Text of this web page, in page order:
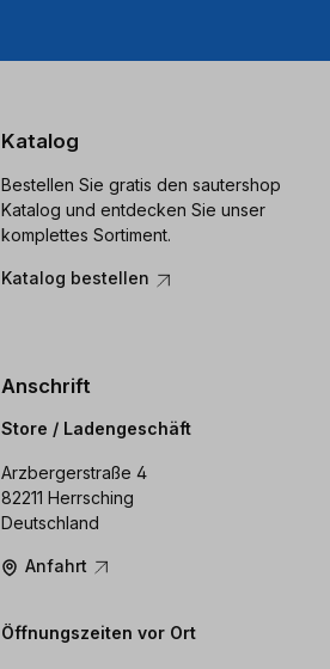
Katalog
Bestellen Sie gratis den sautershop
Katalog und entdecken Sie unser
komplettes Sortiment.
Katalog bestellen
Anschrift
Store / Ladengeschäft
Arzbergerstraße 4
82211 Herrsching
Deutschland
Anfahrt
Öffnungszeiten vor Ort